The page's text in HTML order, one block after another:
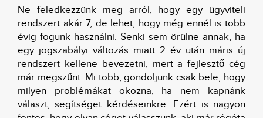
Ne feledkezzünk meg arról, hogy egy ügyviteli
rendszert akár 7, de lehet, hogy még ennél is több
évig fogunk használni. Senki sem örülne annak, ha
egy jogszabályi változás miatt 2 év után máris új
rendszert kellene bevezetni, mert a fejlesztő cég
már megszűnt. Mi több, gondoljunk csak bele, hogy
milyen problémákat okozna, ha nem kapnánk
választ, segítséget kérdéseinkre. Ezért is nagyon